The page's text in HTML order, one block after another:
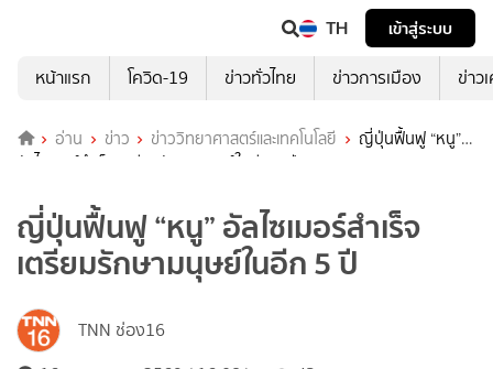
TH
เข้าสู่ระบบ
หน้าแรก
โควิด-19 ข่าวทั่วไทย ข่าวการเมือง ข่าว
อ่าน ข่าว ข่าววิทยาศาสตร์และเทคโนโลยี
ญี่ปุ่นฟื้นฟู “หนู”
อัลไซเมอร์สำเร็จ เตรียมรักษามนุษย์ในอีก 5 ปี
ญี่ปุ่นฟื้นฟู “หนู” อัลไซเมอร์สำเร็จ
เตรียมรักษามนุษย์ในอีก 5 ปี
TNN ช่อง16